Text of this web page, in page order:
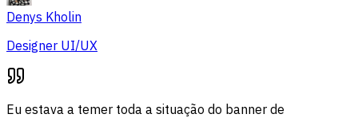
Denys Kholin
Designer UI/UX
Eu estava a temer toda a situação do banner de